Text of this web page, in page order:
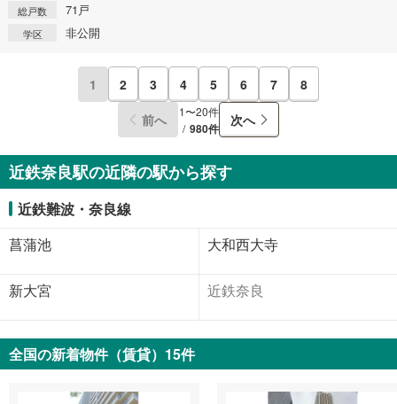
総戸数 71戸
学区 非公開
前へ
1 2 3 4 5 6 7
8
次へ
1〜20件
980件
近鉄奈良駅の近隣の駅から探す
近鉄難波・奈良線
菖蒲池
大和西大寺
新大宮 近鉄奈良
全国の新着物件（賃貸）15件